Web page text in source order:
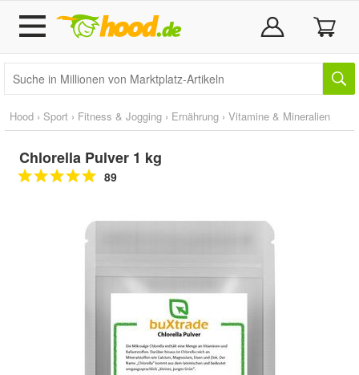
Hood › Sport › Fitness & Jogging › Ernährung › Vitamine & Mineralien
Chlorella Pulver 1 kg
89